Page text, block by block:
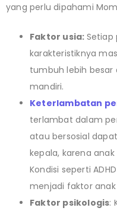
yang perlu dipahami
Faktor usia: Setiap
karakteristiknya
tumbuh lebih besar
mandiri.
Keterlambatan
terlambat dalam
atau bersosial
kepala, karena
Kondisi seperti
menjadi faktor anak
Faktor psikologis: